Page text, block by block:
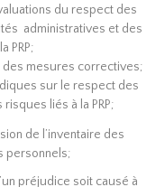
du respect des
administratives et des
PRP;
des mesures correctives;
sur le respect des
liés à la PRP;
de l’inventaire des
personnels;
préjudice soit causé à